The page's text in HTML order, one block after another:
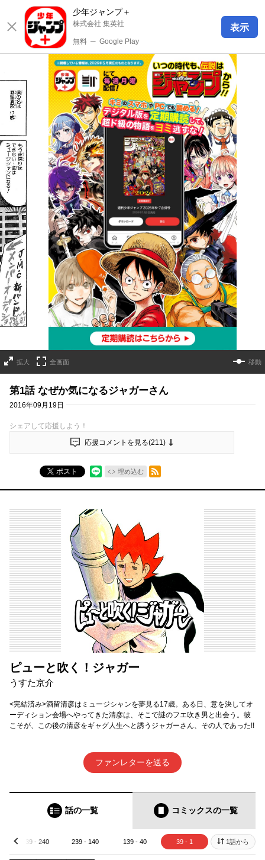
少年ジャンプ＋
株式会社 集英社
無料 ─ Google Play
表示
詳細ページへのリンク
拡大 全画面 移動
第1話 なぜか気になるジャガーさん
2016年09月19日
シェアして応援しよう！
応援コメントを見る(211)
ポスト 埋め込む
RSSフィード
ピューと吹く！ジャガー
うすた京介
<完結済み>酒留清彦はミュージシャンを夢見る17歳。ある日、意を決してオ
ーディション会場へやってきた清彦は、そこで謎のフエ吹き男と出会う。彼
こそが、この後の清彦をギャグ人生へと誘うジャガーさん、その人であった!!
ファンレターを送る
話の一覧 コミックスの一覧
339 - 240 239 - 140 139 - 40 39 - 1
prev 1話から